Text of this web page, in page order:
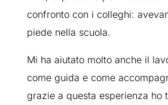
confronto con i colleghi:
piede nella scuola.
Mi ha aiutato molto anche il
come guida e come
grazie a questa esperienza ho